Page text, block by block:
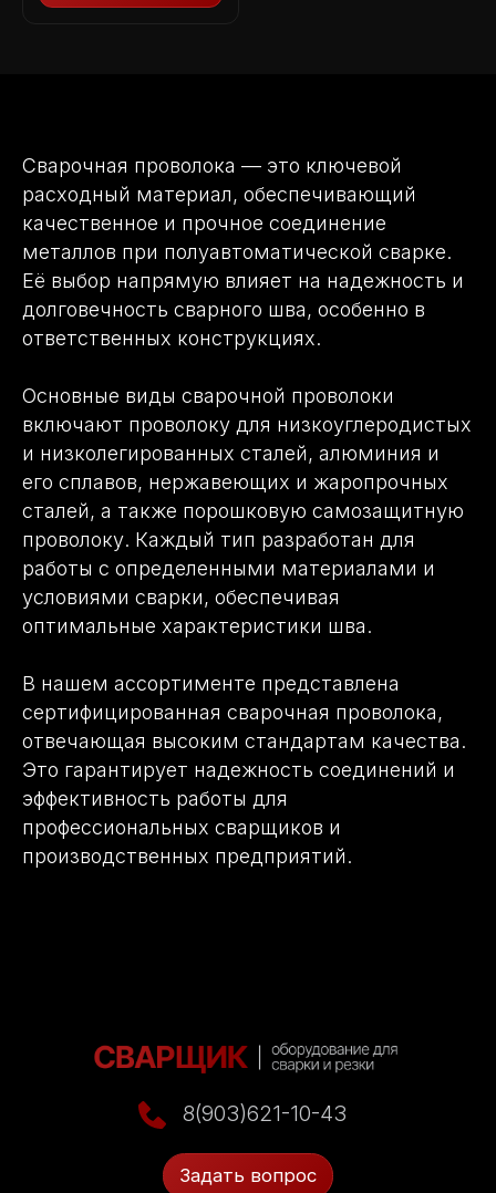
Сварочная проволока — это ключевой
расходный материал, обеспечивающий
качественное и прочное соединение
металлов при полуавтоматической сварке.
Её выбор напрямую влияет на надежность и
долговечность сварного шва, особенно в
ответственных конструкциях.
Основные виды сварочной проволоки
включают проволоку для низкоуглеродистых
и низколегированных сталей, алюминия и
его сплавов, нержавеющих и жаропрочных
сталей, а также порошковую самозащитную
проволоку. Каждый тип разработан для
работы с определенными материалами и
условиями сварки, обеспечивая
оптимальные характеристики шва.
В нашем ассортименте представлена
сертифицированная сварочная проволока,
отвечающая высоким стандартам качества.
Это гарантирует надежность соединений и
эффективность работы для
профессиональных сварщиков и
производственных предприятий.
8(903)621-10-43
Задать вопрос